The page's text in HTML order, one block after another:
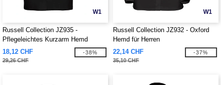
W1
Russell Collection JZ935 -
Pflegeleichtes Kurzarm Hemd
Herren
18,12 CHF
29,26 CHF
-38%
W1
Russell Collection JZ932 - Oxford
Hemd für Herren
22,14 CHF
35,10 CHF
-37%